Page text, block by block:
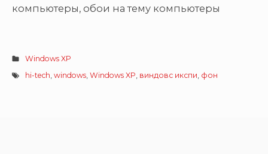
компьютеры, обои на тему компьютеры
Windows XP
hi-tech,windows,Windows XP, виндовс икспи, фон